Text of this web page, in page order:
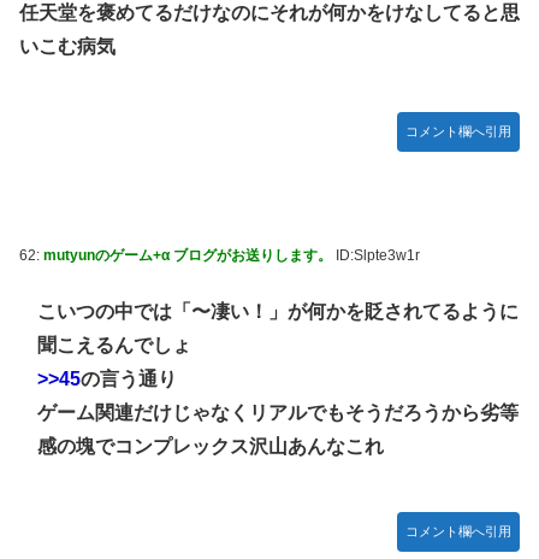
任天堂を褒めてるだけなのにそれが何かをけなしてると思
いこむ病気
コメント欄へ引用
62: mutyunのゲーム+α ブログがお送りします。 ID:Slpte3w1r
こいつの中では「〜凄い！」が何かを貶されてるように
聞こえるんでしょ
>>45の言う通り
ゲーム関連だけじゃなくリアルでもそうだろうから劣等
感の塊でコンプレックス沢山あんなこれ
コメント欄へ引用